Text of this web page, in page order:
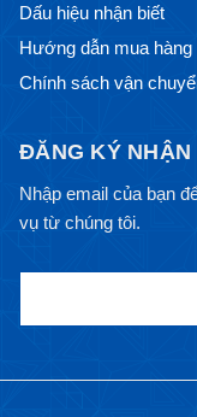
Dấu hiệu nhận biết
Hướng dẫn mua hàng
Chính sách vận
ĐĂNG KÝ NHẬN
Nhập email của bạn
vụ từ chúng tôi.